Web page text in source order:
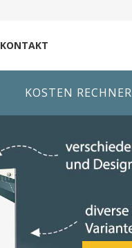
KONTAKT
KOSTEN RECHNER